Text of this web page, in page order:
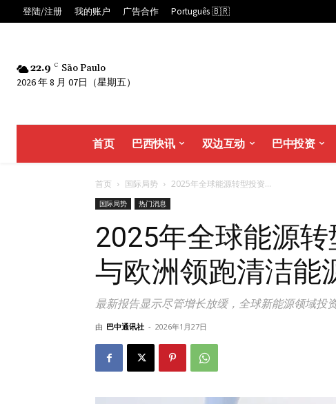
登陆/注册 我的账户 广告合作 Português 🇧🇷
22.9 C São Paulo
2026 年 8 月 07日（星期五）
首页 巴西快讯 双边互动 巴中投资
首页 国际局势 2025年全球能源转型投资...
国际局势 热门消息
2025年全球能源
与欧洲领跑清洁能
最新报告显示尽管增长放缓，全球新能源领域投
由 巴中通讯社 - 2026年1月27日